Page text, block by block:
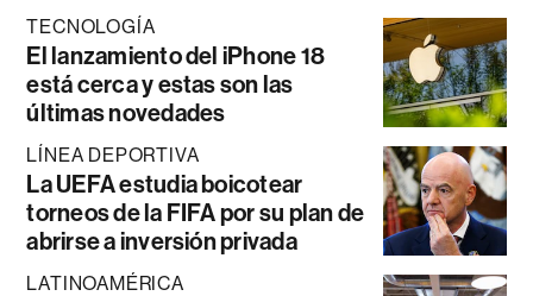
TECNOLOGÍA
El lanzamiento del iPhone 18
está cerca y estas son las
últimas novedades
LÍNEA DEPORTIVA
La UEFA estudia boicotear
torneos de la FIFA por su plan de
abrirse a inversión privada
LATINOAMÉRICA